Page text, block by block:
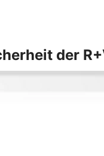
der